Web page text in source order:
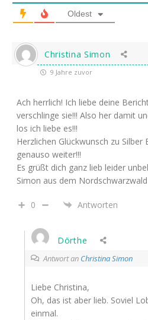
Oldest
Christina Simon
9 Jahre zuvor
Ach herrlich! Ich liebe deine
verschlinge sie!!! Also her damit
los ich liebe es!!!
Herzlichen Glückwunsch zu Silber
genauso weiter!!!
Es grüßt dich ganz lieb leider
Simon aus dem Nordschwarzwald
0 Antworten
Dörthe
Antwort an Christina Simon
Liebe Christina,
Oh, das ist aber lieb. Soviel
einmal.